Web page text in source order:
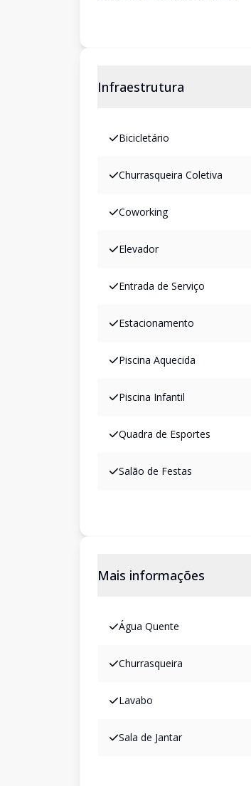
Infraestrutura
Bicicletário
Churrasqueira Coletiva
Coworking
Elevador
Entrada de Serviço
Estacionamento
Piscina Aquecida
Piscina Infantil
Quadra de Esportes
Salão de Festas
Mais informações
Água Quente
Churrasqueira
Lavabo
Sala de Jantar